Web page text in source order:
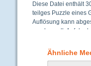
Diese Datei enthält
teilges Puzzle eines
Auflösung kann
werden soll. Auf der
Buchstaben
Ähnliche